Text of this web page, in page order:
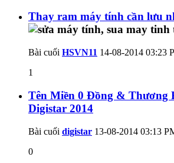
Thay ram máy tính cần lưu
Bài cuối HSVN11 14-08-2014 03:23
1
Tên Miền 0 Đồng & Thương
Digistar 2014
Bài cuối digistar 13-08-2014 03:13
0